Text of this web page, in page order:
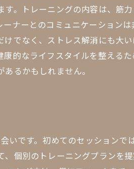
。トレーニングの内容は、筋
ナーとのコミュニケーション
でなく、ストレス解消にも大
的なライフスタイルを整える
るかもしれません。
いです。初めてのセッションで
個別のトレーニングプランを